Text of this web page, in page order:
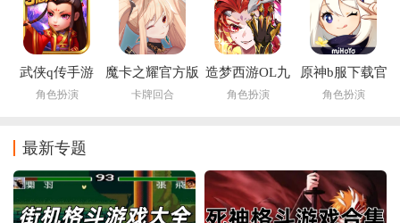
武侠q传手游
角色扮演
魔卡之耀官方版
卡牌回合
造梦西游OL九
游版最新版
角色扮演
原神b服下载官
方正版
角色扮演
最新专题